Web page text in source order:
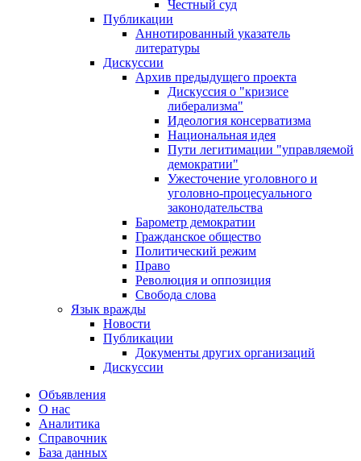
Честный суд
Публикации
Аннотированный указатель
литературы
Дискуссии
Архив предыдущего проекта
Дискуссия о "кризисе
либерализма"
Идеология консерватизма
Национальная идея
Пути легитимации "управляемой
демократии"
Ужесточение уголовного и
уголовно-процесуального
законодательства
Барометр демократии
Гражданское общество
Политический режим
Право
Революция и оппозиция
Свобода слова
Язык вражды
Новости
Публикации
Документы других организаций
Дискуссии
Объявления
О нас
Аналитика
Справочник
База данных